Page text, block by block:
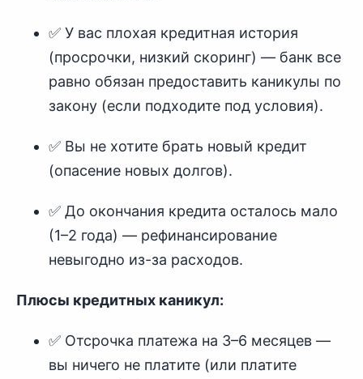
✅ У вас плохая кредитная история
(просрочки, низкий скоринг) — банк все
равно обязан предоставить каникулы по
закону (если подходите под условия).
✅ Вы не хотите брать новый кредит
(опасение новых долгов).
✅ До окончания кредита осталось мало
(1–2 года) — рефинансирование
невыгодно из-за расходов.
Плюсы кредитных каникул:
✅ Отсрочка платежа на 3–6 месяцев —
вы ничего не платите (или платите